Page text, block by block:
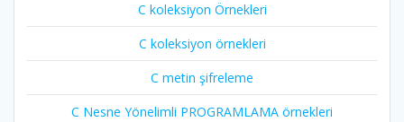
C koleksiyon Örnekleri
C koleksiyon örnekleri
C metin şifreleme
C Nesne Yönelimli PROGRAMLAMA örnekleri